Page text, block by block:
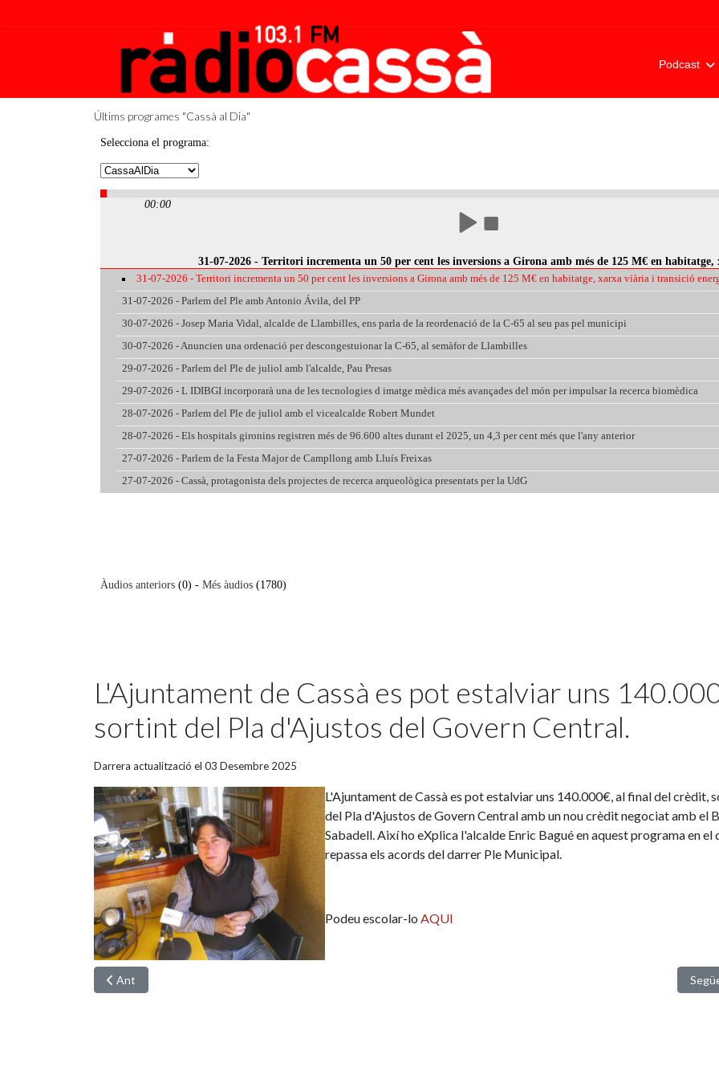
Podcast
Últims programes "Cassà al Dia"
L'Ajuntament de Cassà es pot estalviar uns
sortint del Pla d'Ajustos del Govern Central.
Darrera actualització el 03 Desembre 2025
L'Ajuntament de Cassà es pot estalviar uns 140.000€, al final del crèdit,
del Pla d'Ajustos de Govern Central amb un nou crèdit negociat amb el
Sabadell. Així ho eXplica l'alcalde Enric Bagué en aquest programa en el
repassa els acords del darrer Ple Municipal.
Podeu escolar-lo AQUI
Article anterior: Josep Mª Dausà enceta la primera temporada del programa“Més enllà de l’esport”
Ant